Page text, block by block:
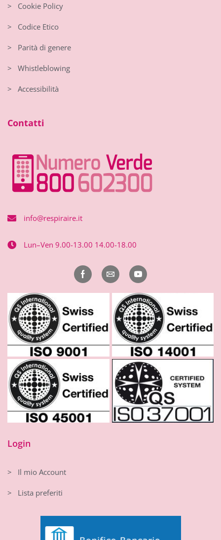
> Cookie Policy
> Codice Etico
> Parità di genere
> Whistleblowing
> Accessibilità
Contatti
info@respiraire.it
Lun–Ven 9.00-13.00 14.00-18.00
Login
> Il mio Account
> Lista preferiti